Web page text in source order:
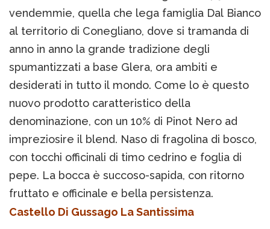
vendemmie, quella che lega famiglia Dal Bianco
al territorio di Conegliano, dove si tramanda di
anno in anno la grande tradizione degli
spumantizzati a base Glera, ora ambiti e
desiderati in tutto il mondo. Come lo è questo
nuovo prodotto caratteristico della
denominazione, con un 10% di Pinot Nero ad
impreziosire il blend. Naso di fragolina di bosco,
con tocchi officinali di timo cedrino e foglia di
pepe. La bocca è succoso-sapida, con ritorno
fruttato e officinale e bella persistenza.
Castello Di Gussago La Santissima